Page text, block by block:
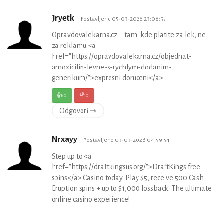
Jryetk Postavljeno 05-03-2026 23:08:57
Opravdovalekarna.cz – tam, kde platite za lek, ne
za reklamu <a
href="https://opravdovalekarna.cz/objednat-
amoxicilin-levne-s-rychlym-dodanim-
generikum/">expresni doruceni</a>
👍0 👎0
Odgovori ⇾
Nrxayy Postavljeno 03-03-2026 04:59:54
Step up to <a
href="https://draftkingsus.org/">DraftKings free
spins</a> Casino today. Play $5, receive 500 Cash
Eruption spins + up to $1,000 lossback. The ultimate
online casino experience!